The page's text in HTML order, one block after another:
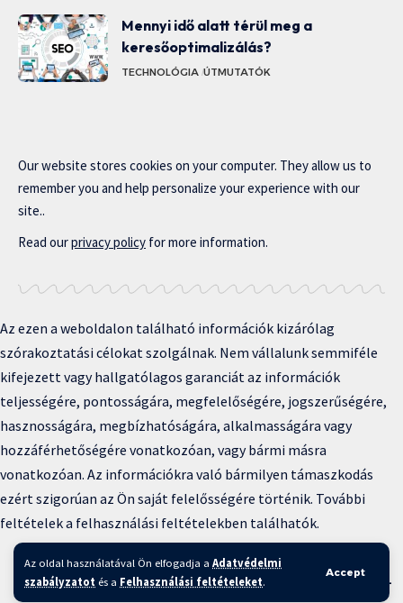
Az oldal használatával Ön elfogadja a Adatvédelmi
szabályzatot és a Felhasználási feltételeket.
Accept
Mennyi idő alatt térül meg a
keresőoptimalizálás?
TECHNOLÓGIA ÚTMUTATÓK
Our website stores cookies on your computer. They allow us to
remember you and help personalize your experience with our
site..
Read ourprivacy policy for more information.
Az ezen a weboldalon található információk kizárólag
szórakoztatási célokat szolgálnak. Nem vállalunk semmiféle
kifejezett vagy hallgatólagos garanciát az információk
teljességére, pontosságára, megfelelőségére, jogszerűségére,
hasznosságára, megbízhatóságára, alkalmasságára vagy
hozzáférhetőségére vonatkozóan, vagy bármi másra
vonatkozóan. Az információkra való bármilyen támaszkodás
ezért szigorúan az Ön saját felelősségére történik. További
feltételek a felhasználási feltételekben találhatók.
Copyright © 2025 BFKH.hu
Felhasználási feltételek –Adatvédelmi irányelvek – Kapcsolat –